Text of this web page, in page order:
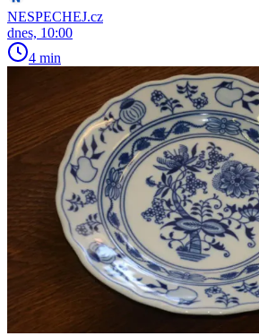
NESPECHEJ.cz
dnes, 10:00
4 min